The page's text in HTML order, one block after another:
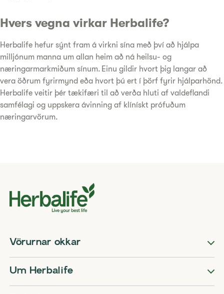
Hvers vegna virkar Herbalife?
Herbalife hefur sýnt fram á virkni sína með því að hjálpa
milljónum manna um allan heim að ná heilsu- og
næringarmarkmiðum sínum. Einu gildir hvort þig langar að
vera öðrum fyrirmynd eða hvort þú ert í þörf fyrir hjálparhönd.
Herbalife veitir þér tækifæri til að verða hluti af valdeflandi
samfélagi og uppskera ávinning af klínískt prófuðum
næringarvörum.
Vörurnar okkar
Um Herbalife